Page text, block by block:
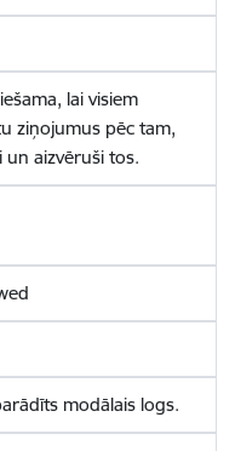
lai visiem
ziņojumus pēc tam,
un aizvēruši tos.
modālais logs.